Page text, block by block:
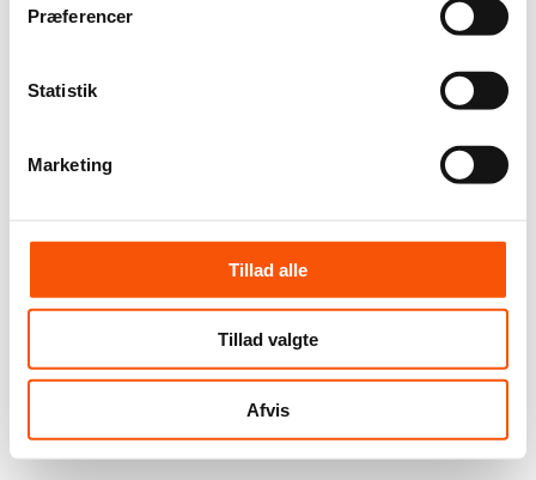
Præferencer
Statistik
Marketing
Tillad alle
Tillad valgte
Afvis